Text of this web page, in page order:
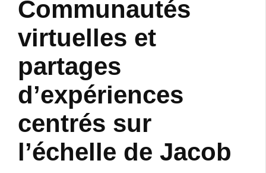
Communautés
virtuelles et
partages
d’expériences
centrés sur
l’échelle de Jacob